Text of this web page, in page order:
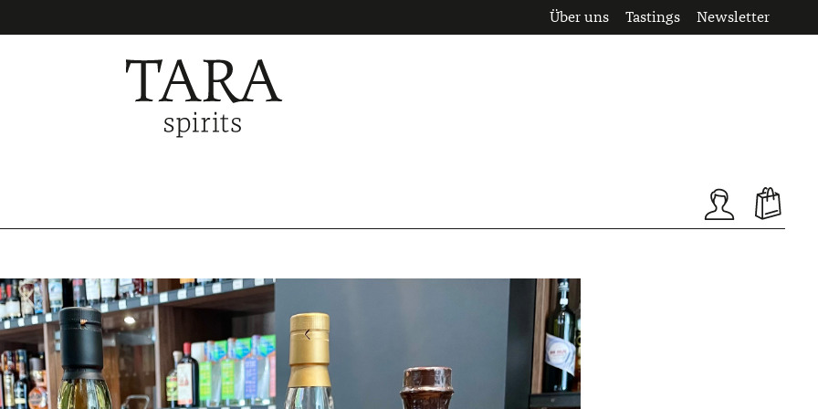
Über uns Tastings Newsletter